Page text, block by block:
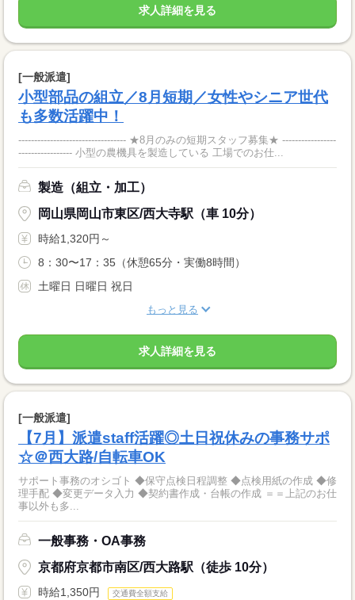
求人詳細を見る
[一般派遣]
小型部品の組立／8月短期／女性やシニア世代
も多数活躍中！
---------------------------------- ★8月のみの短期スタッフ募集★ -----------------
----------------- 小型の農機具を製造している 工場でのお仕...
製造（組立・加工）
岡山県岡山市東区/西大寺駅（車 10分）
時給1,320円～
8：30〜17：35（休憩65分・実働8時間）
土曜日 日曜日 祝日
もっと見る
求人詳細を見る
[一般派遣]
【7月】派遣staff活躍◎土日祝休みの事務サポ
☆＠西大路/自転車OK
サポート事務のオシゴト ◆保守点検日程調整 ◆点検用紙の作成 ◆修
理手配 ◆変更データ入力 ◆契約書作成・台帳の作成 ＝＝上記のお仕
事以外も多...
一般事務・OA事務
京都府京都市南区/西大路駅（徒歩 10分）
時給1,350円 交通費全額支給